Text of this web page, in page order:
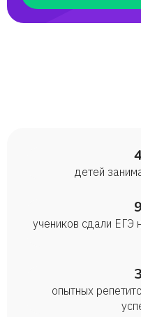
детей
учеников сдали ЕГЭ
опытных